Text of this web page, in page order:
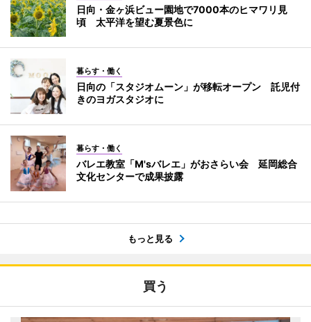
日向・金ヶ浜ビュー園地で7000本のヒマワリ見
頃 太平洋を望む夏景色に
暮らす・働く
日向の「スタジオムーン」が移転オープン 託児付
きのヨガスタジオに
暮らす・働く
バレエ教室「M'sバレエ」がおさらい会 延岡総合
文化センターで成果披露
もっと見る
買う